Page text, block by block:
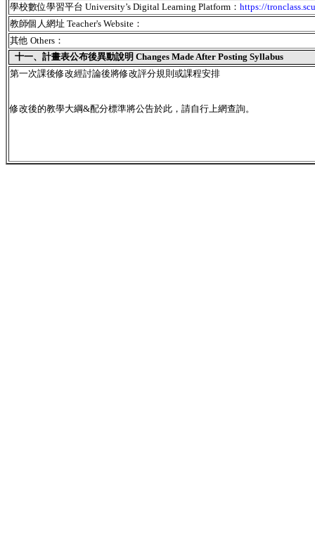
學校數位學習平台 University’s Digital Learning Platform： https://
教師個人網址 Teacher's Website：
其他 Others：
十一、 計畫表公布後異動說明 Changes Made After Posting Syllabus
第一次課後修改經討論後將修改評分規則或課程安排
修改後的教學大綱&配分標準將公告於此，請自行上網查詢。